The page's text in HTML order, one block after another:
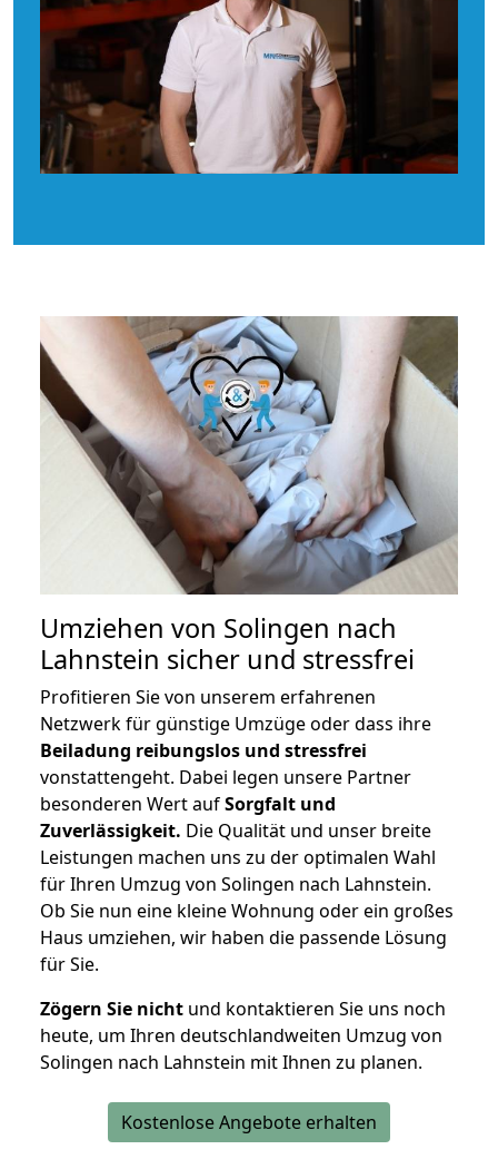
Umziehen von Solingen nach
Lahnstein sicher und stressfrei
Profitieren Sie von unserem erfahrenen
Netzwerk für günstige Umzüge oder dass ihre
Beiladung reibungslos und stressfrei
vonstattengeht. Dabei legen unsere Partner
besonderen Wert aufSorgfalt und
Zuverlässigkeit. Die Qualität und unser breite
Leistungen machen uns zu der optimalen Wahl
für Ihren Umzug von Solingen nach Lahnstein.
Ob Sie nun eine kleine Wohnung oder ein großes
Haus umziehen, wir haben die passende Lösung
für Sie.
Zögern Sie nicht und kontaktieren Sie uns noch
heute, um Ihren deutschlandweiten Umzug von
Solingen nach Lahnstein mit Ihnen zu planen.
Kostenlose Angebote erhalten